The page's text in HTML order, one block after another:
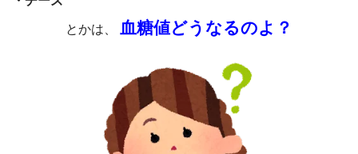
とかは、
血糖値どうなるのよ？